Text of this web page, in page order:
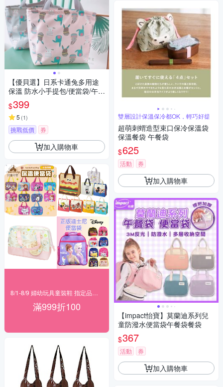
【優貝選】日系卡通兔多用途
保溫 防水小手提包/便當袋/午餐
提包(4色)
$399
5 (1)
挑戰低價 券
加入購物車
滿999折100
雙層設計保溫保冷都OK，輕巧好提
超萌刺蝟造型束口保冷保溫袋
保溫餐袋 午餐袋
$625
活動 券
加入購物車
【impact怡寶】莫蘭迪系列兒
童防潑水便當袋午餐袋餐袋
$367
活動 券
加入購物車